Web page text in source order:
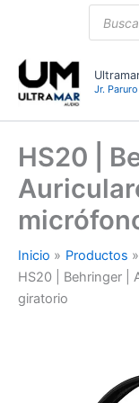
Jr.
HS20 |
Inicio
Productos
HS20 | Behringer |
giratorio